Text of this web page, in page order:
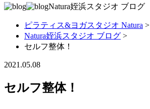
Natura姪浜スタジオ ブログ
ピラティス&ヨガスタジオ Natura >
Natura姪浜スタジオ ブログ >
セルフ整体！
2021.05.08
セルフ整体！